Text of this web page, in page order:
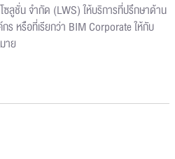
ลูชั่น จำกัด (LWS) ให้บริการที่ปรึกษาด้าน
ร หรือที่เรียกว่า BIM Corporate ให้กับ
าย